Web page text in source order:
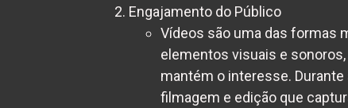
Engajamento do Público
Vídeos são uma das formas
elementos visuais e
mantém o interesse.
filmagem e edição que